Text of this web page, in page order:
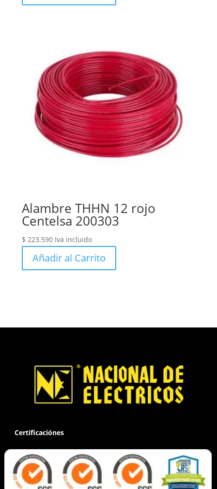
Alambre THHN 12 rojo
Centelsa 200303
$ 223.590 Iva incluido
Añadir al Carrito
Certificaciónes